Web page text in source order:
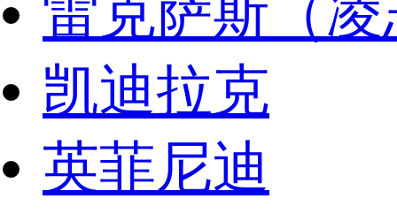
雷克萨斯（
凯迪拉克
英菲尼迪